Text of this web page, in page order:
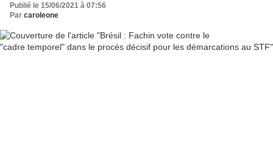
Publié le 15/06/2021 à 07:56
Par caroleone